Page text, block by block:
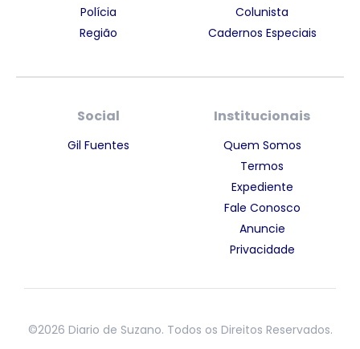
Polícia
Região
Colunista
Cadernos Especiais
Social
Gil Fuentes
Institucionais
Quem Somos
Termos
Expediente
Fale Conosco
Anuncie
Privacidade
©2026 Diario de Suzano. Todos os Direitos Reservados.